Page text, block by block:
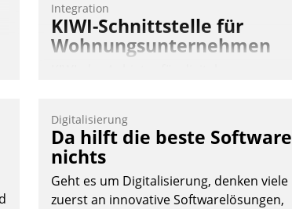
Integration
KIWI-Schnittstelle für
Wohnungsunternehmen
Softwareentwicklungshaus Datatrain.
Digitalisierung
Da hilft die beste Software
nichts
Geht es um Digitalisierung, denken viele
zuerst an innovative Softwarelösungen,